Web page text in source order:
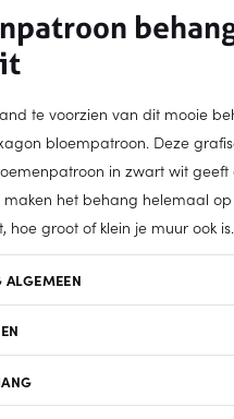
te voorzien van dit mooie
bloempatroon. Deze
in zwart wit geeft
maken het behang helemaal
hoe groot of klein je muur ook is.
ALGEMEEN